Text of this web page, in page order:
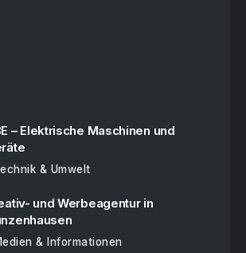
– Elektrische Maschinen und
& Umwelt
und Werbeagentur in
& Informationen